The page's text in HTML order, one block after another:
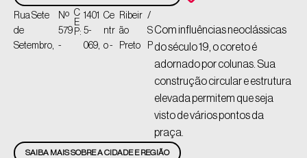
Rua Sete
de
Setembro,
Nº
579
-
C
E
P:
1401
5-
069,
Ce
ntr
o -
Ribeir
ão
Preto
/
S
P
Com influências neoclássicas
do século 19, o coreto é
adornado por colunas. Sua
construção circular e estrutura
elevada permitem que seja
visto de vários pontos da
praça.
SAIBA MAIS SOBRE A CIDADE E REGIÃO